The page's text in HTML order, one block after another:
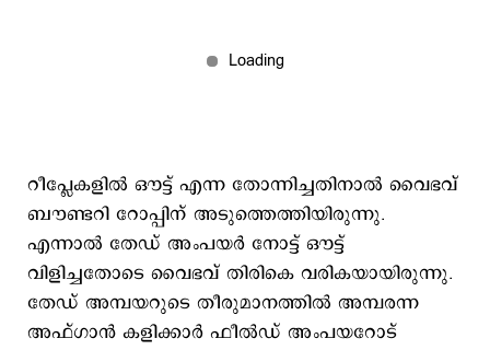
റീപ്ലേകളില്‍ ഔട്ട് എന്ന തോന്നിച്ചതിനാല്‍ വൈഭവ്
ബൗണ്ടറി റോപ്പിന് അടുത്തെത്തിയിരുന്നു.
എന്നാല്‍ തേഡ് അംപയര്‍ നോട്ട് ഔട്ട്
വിളിച്ചതോടെ വൈഭവ് തിരികെ വരികയായിരുന്നു.
തേഡ് അമ്പയറുടെ തീരുമാനത്തിൽ അമ്പരന്ന
അഫ്ഗാൻ കളിക്കാർ ഫീല്‍ഡ് അംപയറോട്